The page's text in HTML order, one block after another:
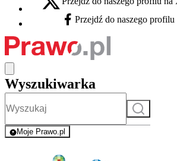
X - otwiera się w nowej karcie
Facebook - otwiera się w nowej karcie
Przejdź do naszego profilu
Wyszukiwarka
Szukaj
Moje Prawo.pl
- rejestracja i logowanie do serwisu